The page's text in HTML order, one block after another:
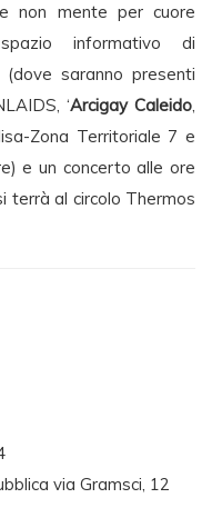
non mente per cuore
informativo di
saranno presenti
‘Arcigay Caleido,
Zona Territoriale 7 e
e un concerto alle ore
terrà al circolo Thermos
via Gramsci, 12